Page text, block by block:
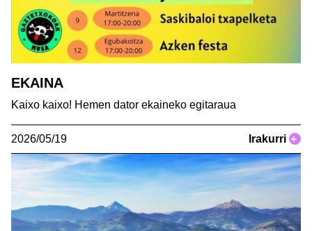
EKAINA
Kaixo kaixo! Hemen dator ekaineko egitaraua
2026/05/19 Irakurri +